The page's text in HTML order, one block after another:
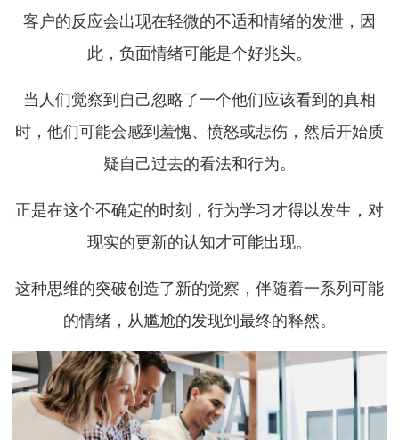
客户的反应会出现在轻微的不适和情绪的发泄，因
此，负面情绪可能是个好兆头。
当人们觉察到自己忽略了一个他们应该看到的真相
时，他们可能会感到羞愧、愤怒或悲伤，然后开始质
疑自己过去的看法和行为。
正是在这个不确定的时刻，行为学习才得以发生，对
现实的更新的认知才可能出现。
这种思维的突破创造了新的觉察，伴随着一系列可能
的情绪，从尴尬的发现到最终的释然。